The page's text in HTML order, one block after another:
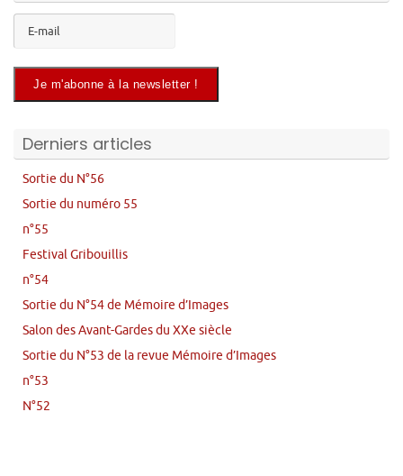
Derniers articles
Sortie du N°56
Sortie du numéro 55
n°55
Festival Gribouillis
n°54
Sortie du N°54 de Mémoire d’Images
Salon des Avant-Gardes du XXe siècle
Sortie du N°53 de la revue Mémoire d’Images
n°53
N°52